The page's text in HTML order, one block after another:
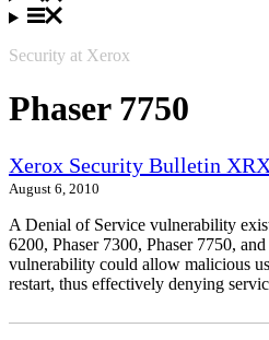
Security at Xerox
Phaser 7750
Xerox Security Bulletin
August 6, 2010
A Denial of Service vulnerability
6200, Phaser 7300, Phaser 7750,
vulnerability could allow malicious
restart, thus effectively denying